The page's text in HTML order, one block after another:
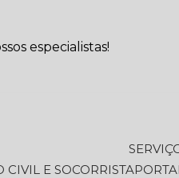
especialistas!
CIVIL E SOCORRISTA